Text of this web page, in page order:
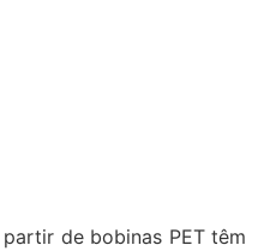
de bobinas PET têm